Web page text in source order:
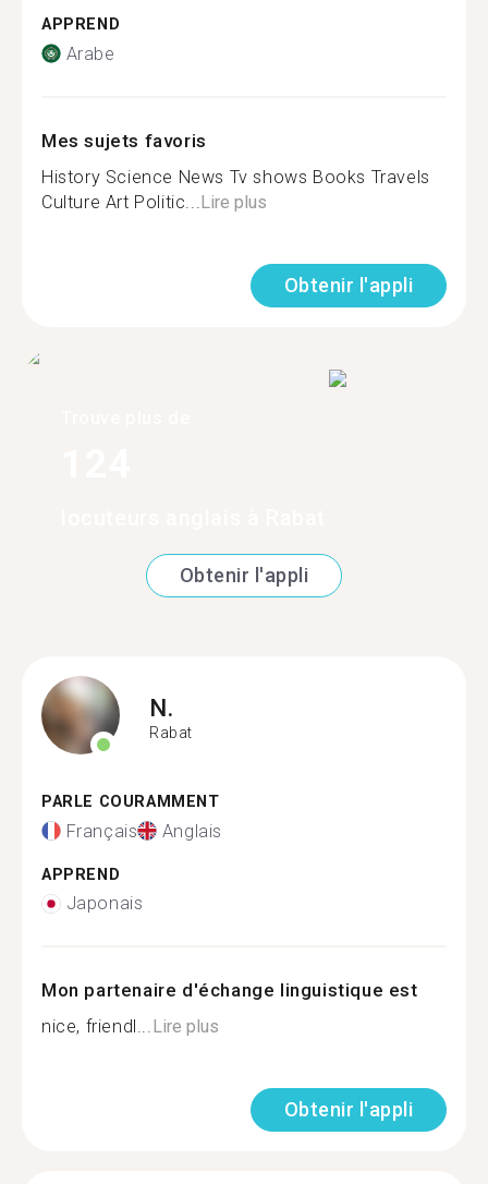
APPREND
Arabe
Mes sujets favoris
History Science News Tv shows Books Travels
Culture Art Politic... Lire plus
Obtenir l'appli
Obtenir l'appli
N.
Rabat
PARLE COURAMMENT
Français Anglais
APPREND
Japonais
Mon partenaire d'échange linguistique est
nice, friendl...Lire plus
Obtenir l'appli